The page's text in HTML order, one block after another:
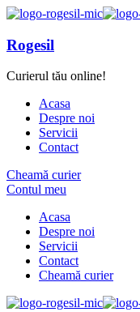
Rogesil
Curierul tău online!
Acasa
Despre noi
Servicii
Contact
Cheamă curier
Contul meu
Acasa
Despre noi
Servicii
Contact
Cheamă curier